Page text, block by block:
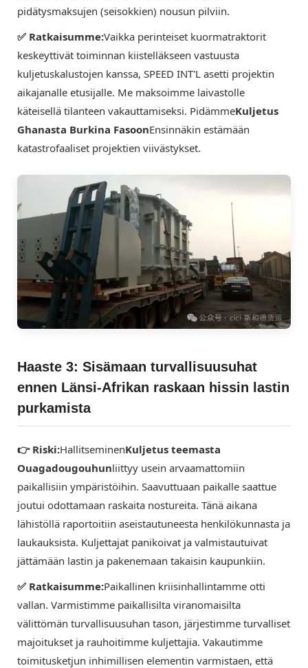
pidätysmaksujen (seisokkien) nousun pilviin.
✅ Ratkaisumme:Vaikka perinteiset kuormatraktorit
keskeyttivät toiminnan kiistelläkseen vastuusta
kuljetuskalustojen kanssa, SPEED INT'L asetti projektin
aikajanalle etusijalle. Me maksoimme laivastolle
käteisellä tilanteen vakauttamiseksi. PidämmeKuljetus
Ghanasta Burkina FasoonEnsinnäkin estämään
katastrofaaliset projektien viivästykset.
Haaste 3: Sisämaan turvallisuusuhat
ennen Länsi-Afrikan raskaan hissin lastin
purkamista
👉 Riski:HallitseminenKuljetus teemasta
Ouagadougouhunliittyy usein arvaamattomiin
paikallisiin ympäristöihin. Saavuttuaan paikalle saattue
joutui odottamaan raskaita nostureita. Tänä aikana
lähistöllä raportoitiin aseistautuneesta henkilökunnasta ja
laukauksista. Kuljettajat panikoivat ja valmistautuivat
jättämään lastin ja pakenemaan takaisin kaupunkiin.
✅ Ratkaisumme:Paikallinen kriisinhallintamme otti
vallan. Varmistimme paikallisilta viranomaisilta
välittömän turvallisuusuhan tason, järjestimme turvalliset
majoitukset ja rauhoitimme kuljettajia. Vakautimme
toimitusketjun inhimillisen elementin varmistaen, että